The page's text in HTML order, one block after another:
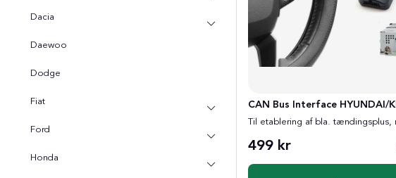
Dacia
Daewoo
Dodge
Fiat
Ford
Honda
CAN Bus Interface HYUNDAI/
Til etablering af bla. tændingsplus,
499 kr